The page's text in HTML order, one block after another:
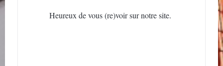
Heureux de vous (re)voir sur notre site.